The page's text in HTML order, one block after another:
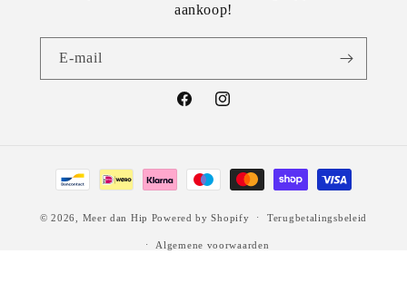
aankoop!
E‑mail
FacebookInstagram
Betaalmethoden
© 2026, Meer dan Hip Powered by Shopify Terugbetalingsbeleid
Algemene voorwaarden